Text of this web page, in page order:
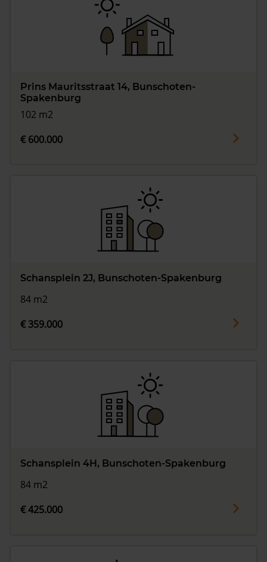
Prins Mauritsstraat 14, Bunschoten-
Spakenburg
102 m2
€ 600.000
Schansplein 2J, Bunschoten-Spakenburg
84 m2
€ 359.000
Schansplein 4H, Bunschoten-Spakenburg
84 m2
€ 425.000